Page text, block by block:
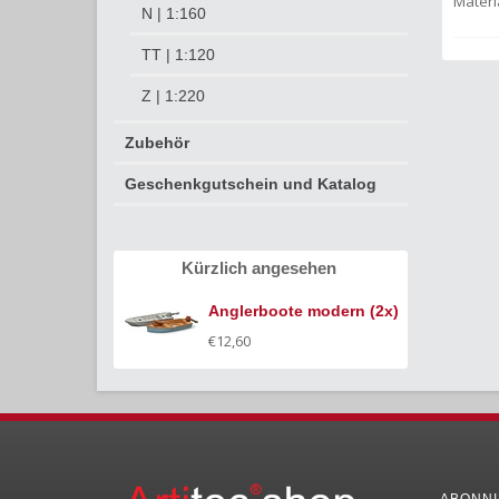
N | 1:160
TT | 1:120
Z | 1:220
Zubehör
Geschenkgutschein und Katalog
Kürzlich angesehen
Anglerboote modern (2x)
€12,60